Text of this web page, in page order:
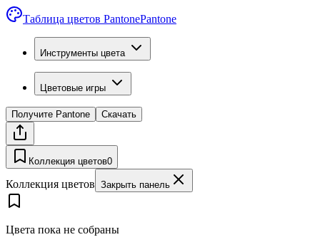
Таблица цветов PantonePantone
Инструменты цвета
Цветовые игры
Получите Pantone Скачать
Коллекция цветов0
Коллекция цветов Закрыть панель
Цвета пока не собраны